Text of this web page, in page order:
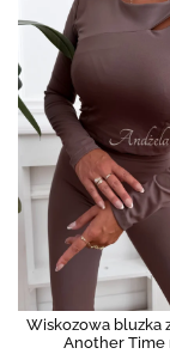
Wiskozowa bluzka
Another Time